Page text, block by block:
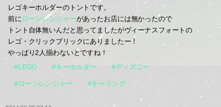
レゴキーホルダーのトントです。
前にローンレンジャーがあったお店には無かったので
トント自体無いんだと思ってましたがヴィーナスフォートの
レゴ・クリックブリックにありましたー！
やっぱり2人揃わないとですね！
#LEGO
#キーホルダー #ディズニー
#ローンレンジャー #キーリング